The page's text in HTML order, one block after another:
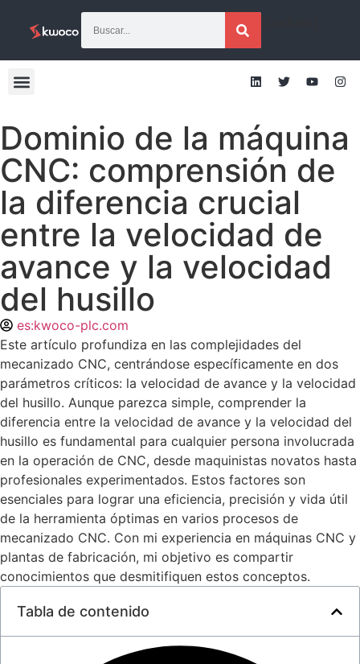
Dominio de la máquina
CNC: comprensión de
la diferencia crucial
entre la velocidad de
avance y la velocidad
del husillo
es:kwoco-plc.com
Este artículo profundiza en las complejidades del
mecanizado CNC, centrándose específicamente en dos
parámetros críticos: la velocidad de avance y la velocidad
del husillo. Aunque parezca simple, comprender la
diferencia entre la velocidad de avance y la velocidad del
husillo es fundamental para cualquier persona involucrada
en la operación de CNC, desde maquinistas novatos hasta
profesionales experimentados. Estos factores son
esenciales para lograr una eficiencia, precisión y vida útil
de la herramienta óptimas en varios procesos de
mecanizado CNC. Con mi experiencia en máquinas CNC y
plantas de fabricación, mi objetivo es compartir
conocimientos que desmitifiquen estos conceptos.
Tabla de contenido